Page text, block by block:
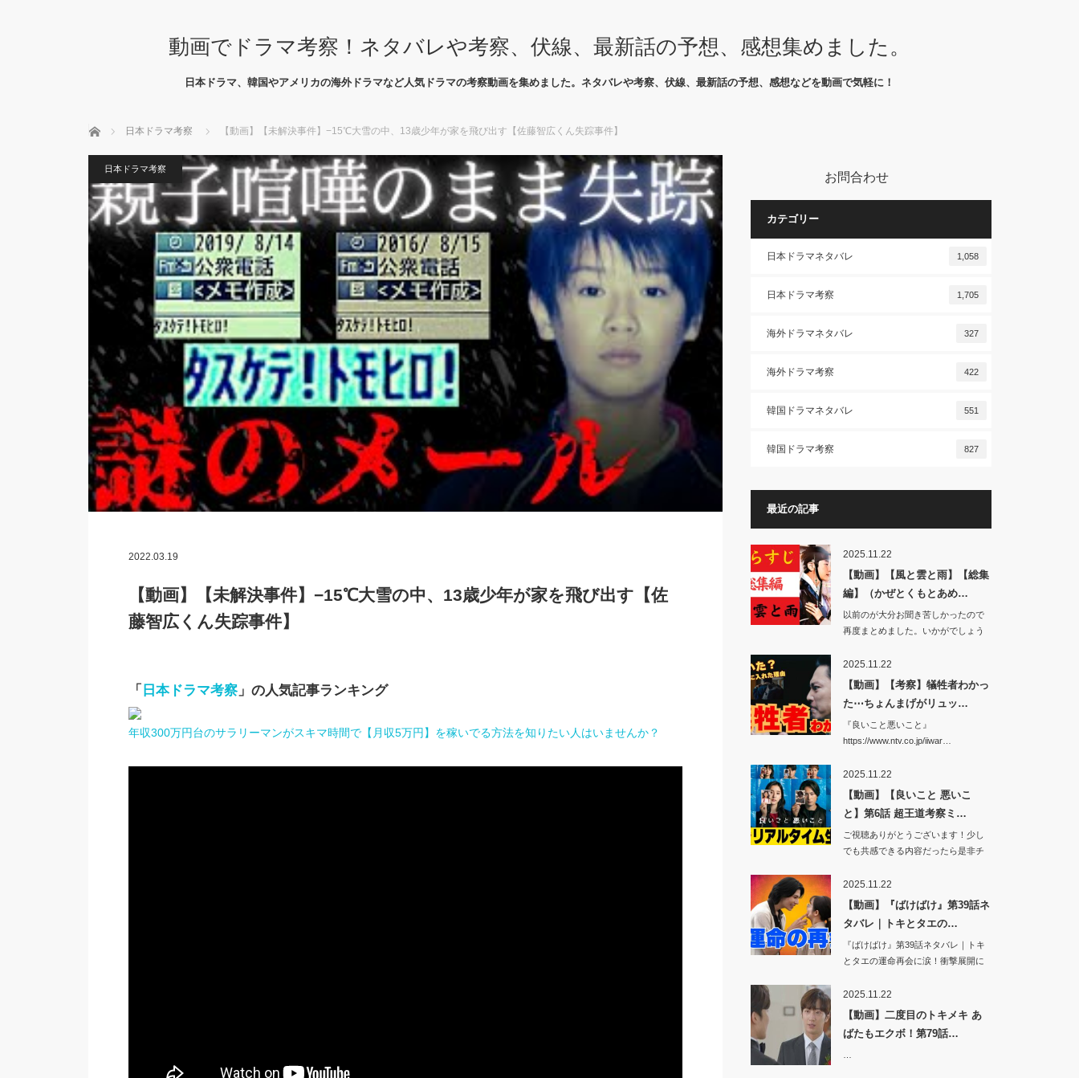
動画でドラマ考察！ネタバレや考察、伏線、最新話の予想、感想集めました。
日本ドラマ、韓国やアメリカの海外ドラマなど人気ドラマの考察動画を集めました。ネタバレや考察、伏線、最新話の予想、感想などを動画で気軽に！
ホーム 日本ドラマ考察 【動画】【未解決事件】−15℃大雪の中、13歳少年が家を飛び出す【佐藤智広くん失踪事件】
日本ドラマ考察
2022.03.19
【動画】【未解決事件】−15℃大雪の中、13歳少年が家を飛び出す【佐
藤智広くん失踪事件】
「 日本ドラマ考察」の人気記事ランキング
年収300万円台のサラリーマンがスキマ時間で【月収5万円】を稼いでる方法を知りたい人はいませんか？
お問合わせ
カテゴリー
日本ドラマネタバレ 1,058
日本ドラマ考察 1,705
海外ドラマネタバレ 327
海外ドラマ考察 422
韓国ドラマネタバレ 551
韓国ドラマ考察 827
最近の記事
2025.11.22
【動画】【風と雲と雨】【総集
編】（かぜとくもとあめ…
以前のが大分お聞き苦しかったので
再度まとめました。いかがでしょう
2025.11.22
【動画】【考察】犠牲者わかっ
た⋯ちょんまげがリュッ…
『良いこと悪いこと』
https://www.ntv.co.jp/iiwar…
2025.11.22
【動画】【良いこと 悪いこ
と】第6話 超王道考察ミ…
ご視聴ありがとうございます！少し
でも共感できる内容だったら是非チ
2025.11.22
【動画】『ばけばけ』第39話ネ
タバレ｜トキとタエの…
『ばけばけ』第39話ネタバレ｜トキ
とタエの運命再会に涙！衝撃展開に
2025.11.22
【動画】二度目のトキメキ あ
ばたもエクボ！第79話…